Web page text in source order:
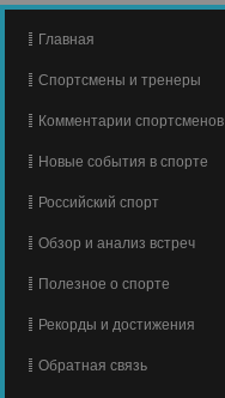
Главная
Спортсмены и тренеры
Комментарии спортсменов
Новые события в спорте
Российский спорт
Обзор и анализ встреч
Полезное о спорте
Рекорды и достижения
Обратная связь